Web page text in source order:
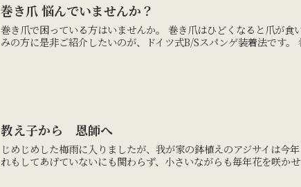
巻き爪 悩んでいませんか？
巻き爪で困っている方はいませんか。 巻き爪はひどくなると爪が
みの方に是非ご紹介したいのが、ドイツ式B/Sスパンゲ装着法です
教え子から 恩師へ
じめじめした梅雨に入りましたが、我が家の鉢植えのアジサイは今
れもしてあげていないにも関わらず、小さいながらも毎年花を咲か